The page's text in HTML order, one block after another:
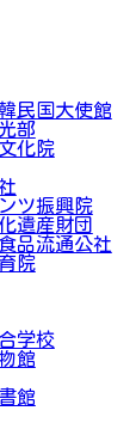
民国大使館
部
化院
ツ振興院
遺産財団
品流通公社
院
学校
館
館